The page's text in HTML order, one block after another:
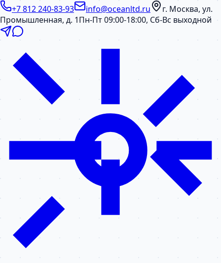
+7 812 240-83-93 info@oceanltd.ru
г. Москва, ул.
Промышленная, д. 1Пн-Пт 09:00-18:00, Сб-Вс выходной